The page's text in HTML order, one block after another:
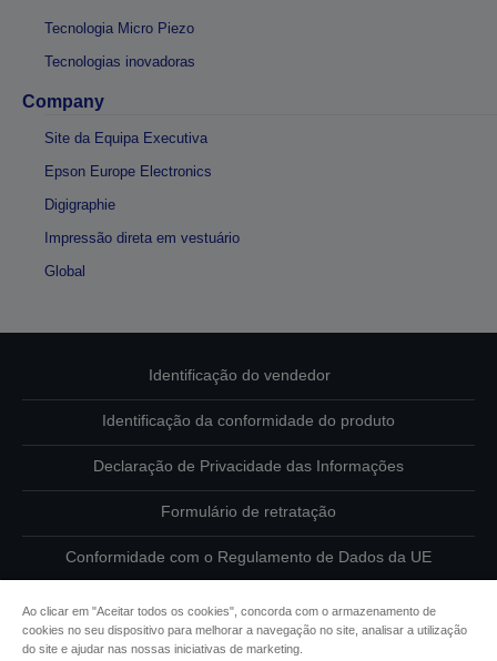
Tecnologia Micro Piezo
Tecnologias inovadoras
Company
Site da Equipa Executiva
Epson Europe Electronics
Digigraphie
Impressão direta em vestuário
Global
Identificação do vendedor
Identificação da conformidade do produto
Declaração de Privacidade das Informações
Formulário de retratação
Conformidade com o Regulamento de Dados da UE
Contacte-nos sobre os seus dados
Informações sobre cookies
Ao clicar em "Aceitar todos os cookies", concorda com o armazenamento de
cookies no seu dispositivo para melhorar a navegação no site, analisar a utilização
do site e ajudar nas nossas iniciativas de marketing.